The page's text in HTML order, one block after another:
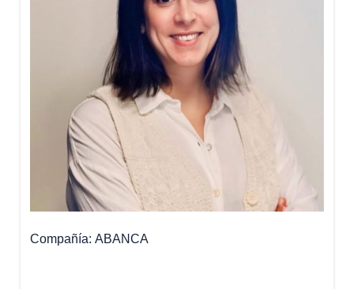
Compañía ABANCA